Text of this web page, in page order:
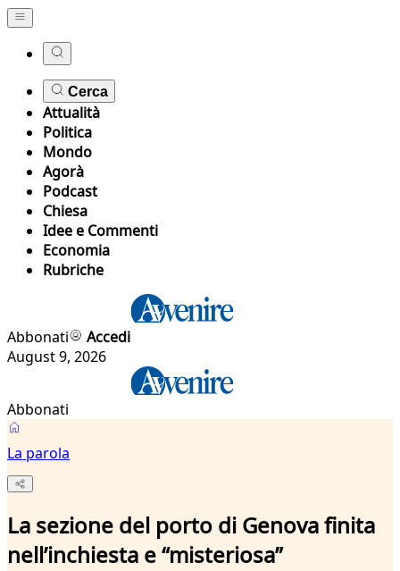
Cerca
Attualità
Politica
Mondo
Agorà
Podcast
Chiesa
Idee e Commenti
Economia
Rubriche
Abbonati
Accedi
August 9, 2026
Abbonati
La parola
La sezione del porto di Genova finita
nell’inchiesta e “misteriosa”